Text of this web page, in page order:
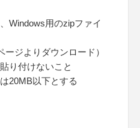
Windows用のzipファイ
ジよりダウンロード）
り付けないこと
20MB以下とする